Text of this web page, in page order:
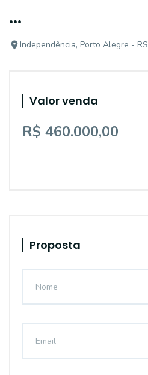
...
Independência, Porto Alegre - RS
Valor venda
R$ 460.000,00
Proposta